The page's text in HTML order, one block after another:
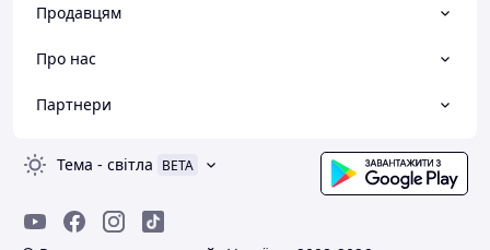
Продавцям
Про нас
Партнери
Тема - світла BETA